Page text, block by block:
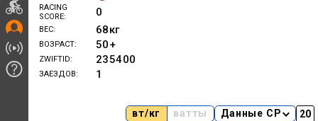
RACING
SCORE
0
ВЕС 68кг
ВОЗРАСТ 50+
ZWIFTID 235400
ЗАЕЗДОВ 1
вт/кг ватты Данные CP